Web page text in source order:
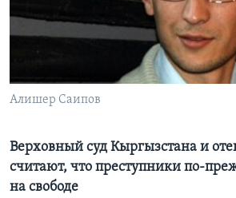
Learning English
Языки
Алишер Саипов
Верховный суд Кыргызстана и
считают, что преступники по-
на свободе